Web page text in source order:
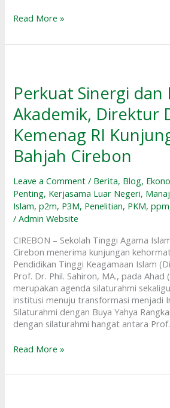
Read More »
Perkuat Sinergi dan
Akademik, Direktur
Kemenag RI
Bahjah Cirebon
Leave a Comment / Berita, Blog,
Penting, Kerjasama Luar Negeri,
Islam,p2m, P3M, Penelitian, PKM,ppm
/Admin Website
CIREBON – Sekolah Tinggi Agama
Cirebon menerima kunjungan
Pendidikan Tinggi Keagamaan Islam
Prof. Dr. Phil. Sahiron, MA., pada Ahad
merupakan agenda silaturahmi
institusi menuju transformasi menjadi
Silaturahmi dengan Buya Yahya
dengan silaturahmi hangat antara Prof.
dan
Mutu
Akademik,
Direktur
Diktis
Kemenag
RI
STAI
Al-
Bahjah
Cirebon
Read More »